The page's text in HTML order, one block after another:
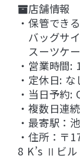
店舗情報
・保管でき
バッグサ
スーツケ
・営業時間
・定休日: な
・当日予約
・複数日連
・最寄駅：
・住所：〒
8 K’s Ⅱビル